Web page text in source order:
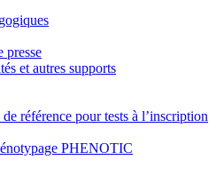
presse
et autres supports
référence pour tests à l’inscription
PHENOTIC